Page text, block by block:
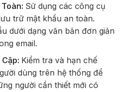
Sử dụng các công cụ
trữ mật khẩu an toàn.
dưới dạng văn bản đơn giản
email.
Kiểm tra và hạn chế
dùng trên hệ thống để
người cần thiết mới có